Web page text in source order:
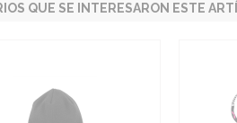
QUE SE INTERESARON ESTE